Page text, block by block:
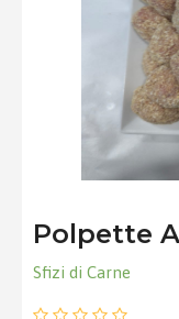
Polpette
Sfizi di Carne